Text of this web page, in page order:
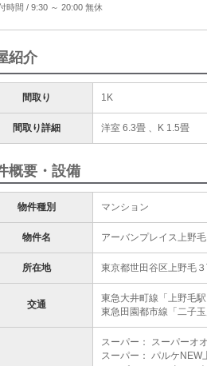
時間 / 9:30 ～ 20:00 無休
紹介
間取り 1K
間取り詳細 洋室 6.3畳 、K 1.5畳
概要・設備
物件種別 マンション
物件名 アーバンプレイス上野毛
所在地 東京都世田谷区上野毛
交通
東急大井町線「上野毛
東急田園都市線「二子
スーパー： スーパーオ
スーパー： パルケNEW